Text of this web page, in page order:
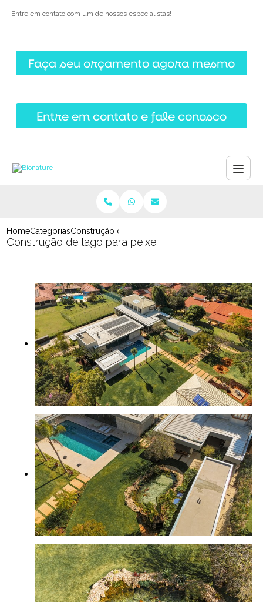
Entre em contato com um de nossos especialistas!
Faça seu orçamento agora mesmo
Entre em contato e fale conosco
HomeCategoriasConstrução de lago para peixe
Construção de lago para peixe